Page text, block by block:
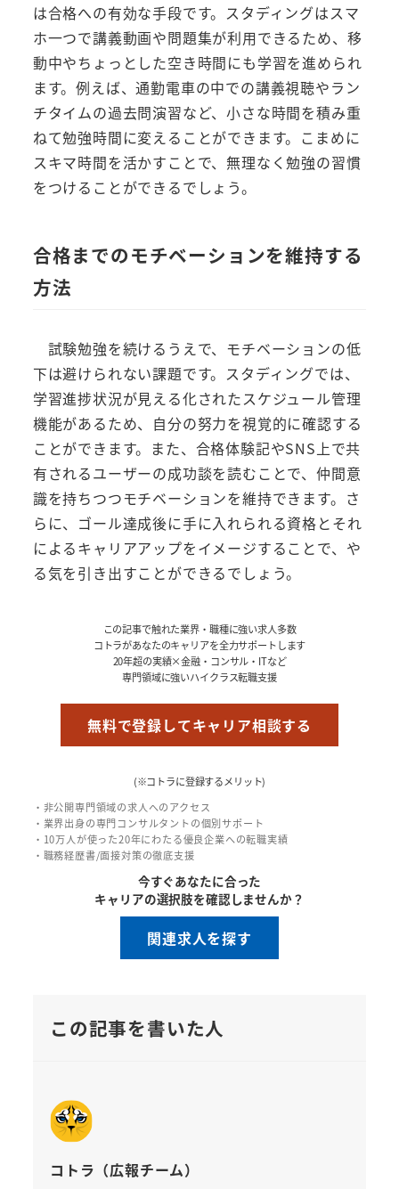
は合格への有効な手段です。スタディングはスマ
ホ一つで講義動画や問題集が利用できるため、移
動中やちょっとした空き時間にも学習を進められ
ます。例えば、通勤電車の中での講義視聴やラン
チタイムの過去問演習など、小さな時間を積み重
ねて勉強時間に変えることができます。こまめに
スキマ時間を活かすことで、無理なく勉強の習慣
をつけることができるでしょう。
合格までのモチベーションを維持する
方法
試験勉強を続けるうえで、モチベーションの低
下は避けられない課題です。スタディングでは、
学習進捗状況が見える化されたスケジュール管理
機能があるため、自分の努力を視覚的に確認する
ことができます。また、合格体験記やSNS上で共
有されるユーザーの成功談を読むことで、仲間意
識を持ちつつモチベーションを維持できます。さ
らに、ゴール達成後に手に入れられる資格とそれ
によるキャリアアップをイメージすることで、や
る気を引き出すことができるでしょう。
この記事で触れた業界・職種に強い求人多数
コトラがあなたのキャリアを全力サポートします
20年超の実績×金融・コンサル・ITなど
専門領域に強いハイクラス転職支援
無料で登録してキャリア相談する
(※コトラに登録するメリット)
・非公開専門領域の求人へのアクセス
・業界出身の専門コンサルタントの個別サポート
・10万人が使った20年にわたる優良企業への転職実績
・職務経歴書/面接対策の徹底支援
今すぐあなたに合った
キャリアの選択肢を確認しませんか？
関連求人を探す
この記事を書いた人
コトラ（広報チーム）